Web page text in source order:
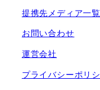
提携先メディア一覧
お問い合わせ
運営会社
プライバシーポリ